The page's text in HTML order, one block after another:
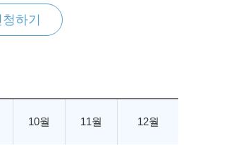
하기
10월 11월 12월